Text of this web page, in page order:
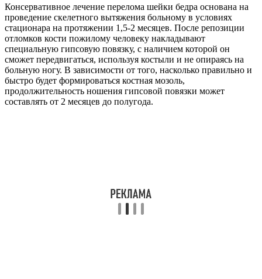
Консервативное лечение перелома шейки бедра основана на
проведение скелетного вытяжения больному в условиях
стационара на протяжении 1,5-2 месяцев. После репозиции
отломков кости пожилому человеку накладывают
специальную гипсовую повязку, с наличием которой он
сможет передвигаться, используя костыли и не опираясь на
больную ногу. В зависимости от того, насколько правильно и
быстро будет формироваться костная мозоль,
продолжительность ношения гипсовой повязки может
составлять от 2 месяцев до полугода.